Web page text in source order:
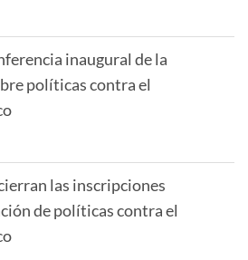
inaugural de la
políticas contra el
las inscripciones
de políticas contra el